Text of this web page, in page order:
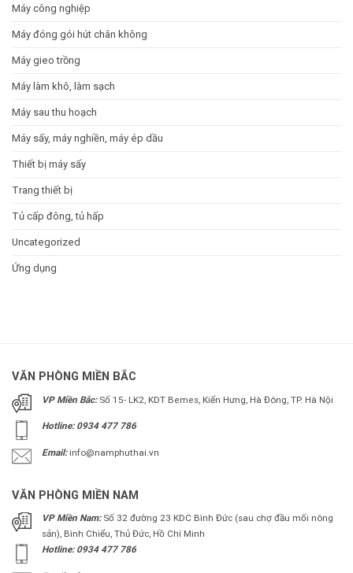
Máy công nghiệp
Máy đóng gói hút chân không
Máy gieo trồng
Máy làm khô, làm sạch
Máy sau thu hoạch
Máy sấy, máy nghiền, máy ép dầu
Thiết bị máy sấy
Trang thiết bị
Tủ cấp đông, tủ hấp
Uncategorized
Ứng dụng
VĂN PHÒNG MIỀN BẮC
VP Miền Bắc:Số 15- LK2, KDT Bemes, Kiến Hưng, Hà Đông, TP. Hà Nội
Hotline: 0934 477 786
Email: info@namphuthai.vn
VĂN PHÒNG MIỀN NAM
VP Miền Nam:Số 32 đường 23 KDC Bình Đức (sau chợ đầu mối nông
sản), Bình Chiểu, Thủ Đức, Hồ Chí Minh
Hotline: 0934 477 786